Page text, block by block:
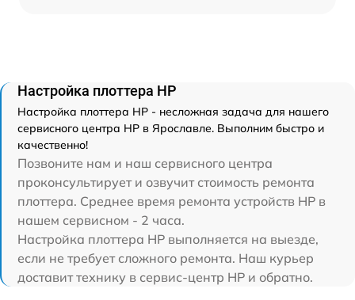
Настройка плоттера HP
Настройка плоттера HP - несложная задача для нашего
сервисного центра HP в Ярославле. Выполним быстро и
качественно!
Позвоните нам и наш сервисного центра
проконсультирует и озвучит стоимость ремонта
плоттера. Среднее время ремонта устройств HP в
нашем сервисном - 2 часа.
Настройка плоттера HP выполняется на выезде,
если не требует сложного ремонта. Наш курьер
доставит технику в сервис-центр HP и обратно.